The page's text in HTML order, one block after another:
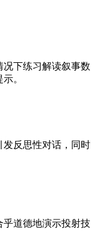
下练习解读叙事数
。
发反思性对话，同时
乎道德地演示投射技